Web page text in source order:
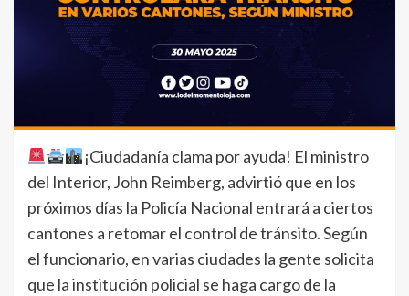
¡Ciudadanía clama por ayuda! El ministro
del Interior, John Reimberg, advirtió que en los
próximos días la Policía Nacional entrará a ciertos
cantones a retomar el control de tránsito. Según
el funcionario, en varias ciudades la gente solicita
que la institución policial se haga cargo de la